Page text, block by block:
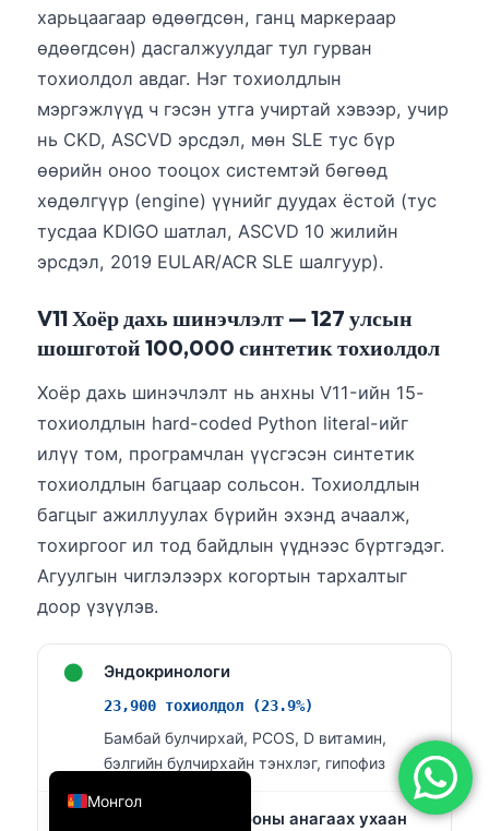
харьцаагаар өдөөгдсөн, ганц маркераар
өдөөгдсөн) дасгалжуулдаг тул гурван
тохиолдол авдаг. Нэг тохиолдлын
мэргэжлүүд ч гэсэн утга учиртай хэвээр, учир
нь CKD, ASCVD эрсдэл, мөн SLE тус бүр
өөрийн оноо тооцох системтэй бөгөөд
хөдөлгүүр (engine) үүнийг дуудах ёстой (тус
тусдаа KDIGO шатлал, ASCVD 10 жилийн
эрсдэл, 2019 EULAR/ACR SLE шалгуур).
V11 Хоёр дахь шинэчлэлт — 127 улсын
шошготой 100,000 синтетик тохиолдол
Хоёр дахь шинэчлэлт нь анхны V11-ийн 15-
тохиолдлын hard-coded Python literal-ийг
илүү том, програмчлан үүсгэсэн синтетик
тохиолдлын багцаар сольсон. Тохиолдлын
багцыг ажиллуулах бүрийн эхэнд ачаалж,
тохиргоог ил тод байдлын үүднээс бүртгэдэг.
Агуулгын чиглэлээрх когортын тархалтыг
доор үзүүлэв.
● Эндокринологи
23,900 тохиолдол (23.9%)
Бамбай булчирхай, PCOS, D витамин,
бэлгийн булчирхайн тэнхлэг, гипофиз
Бодисын солилцооны анагаах ухаан
Монгол
English
Deutsch
עִבְרִית
Italiano
Español
Português
Ελληνικά
Română
فارسی
Dansk
Nederlands
Bahasa Indonesia
Հայերեն
Íslenska
Српски језик